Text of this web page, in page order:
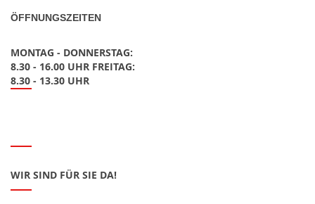
ÖFFNUNGSZEITEN
MONTAG - DONNERSTAG:
8.30 - 16.00 UHR FREITAG:
8.30 - 13.30 UHR
WIR SIND FÜR SIE DA!